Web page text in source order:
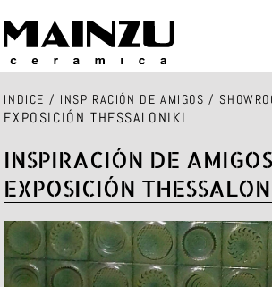
INDICE / INSPIRACIÓN DE AMIGOS /
EXPOSICIÓN THESSALONIKI
INSPIRACIÓN DE
EXPOSICIÓN